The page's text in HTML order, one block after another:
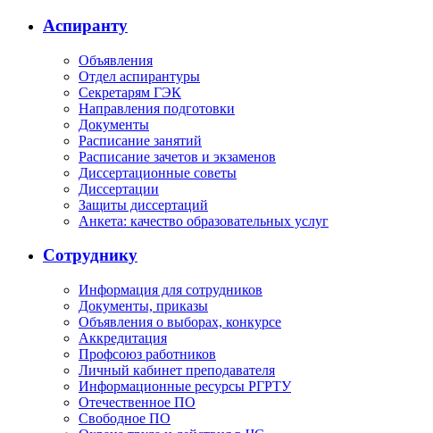
Аспиранту
Объявления
Отдел аспирантуры
Секретарям ГЭК
Направления подготовки
Документы
Расписание занятий
Расписание зачетов и экзаменов
Диссертационные советы
Диссертации
Защиты диссертаций
Анкета: качество образовательных услуг
Сотруднику
Информация для сотрудников
Документы, приказы
Объявления о выборах, конкурсе
Аккредитация
Профсоюз работников
Личный кабинет преподавателя
Информационные ресурсы РГРТУ
Отечественное ПО
Свободное ПО